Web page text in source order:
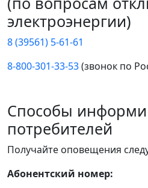
электроэнергии)
8 (39561) 5-61-61
8-800-301-33-53(звонок по
Способы
потребителей
Получайте оповещения
Абонентский номер: